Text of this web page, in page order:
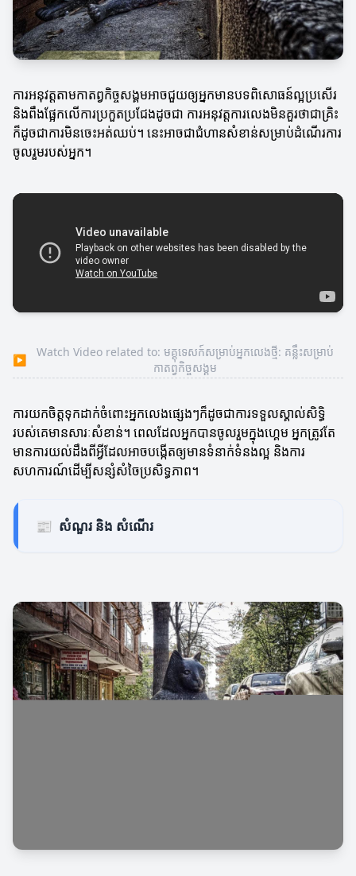
ការអនុវត្តតាមកាតព្វកិច្ចសង្គមអាចជួយឲ្យអ្នកមានបទពិសោធន៍ល្អប្រសើរ
និងពឹងផ្អែកលើការប្រកួតប្រជែងដូចជា ការអនុវត្តការលេងមិនគួរថាជាគ្រិះ
ក៏ដូចជាការមិនចេះអត់ឈប់។ នេះអាចជាជំហានសំខាន់សម្រាប់ដំណើរការ
ចូលរួមរបស់អ្នក។
▶
Watch Video related to: មគ្គុទេសក៍សម្រាប់អ្នកលេងថ្មី: គន្លឹះសម្រាប់
កាតព្វកិច្ចសង្គម
ការយកចិត្តទុកដាក់ចំពោះអ្នកលេងផ្សេងៗក៏ដូចជាការទទួលស្គាល់សិទ្ធិ​
របស់គេមានសារៈសំខាន់។ ពេលដែលអ្នកបានចូលរួមក្នុងហ្គេម អ្នកត្រូវតែ
មានការយល់ដឹងពីអ្វីដែលអាចបង្កើតឲ្យមានទំនាក់ទំនងល្អ និងការ
សហការណ៍ដើម្បីសន្សំសំចៃប្រសិទ្ធភាព។
📰 សំណួរ និង សំណេីរ